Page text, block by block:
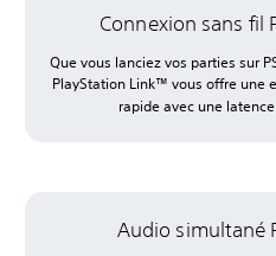
Connexion sans fil
Que vous lanciez vos parties sur
PlayStation Link™ vous offre une
rapide avec une
Audio simultané